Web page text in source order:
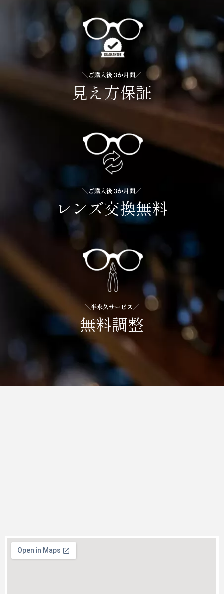
＼ご購入後 3か月間／
見え方保証
＼ご購入後 3か月間／
レンズ交換無料
＼半永久サービス／
無料調整